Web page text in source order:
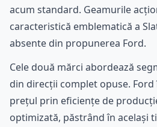
acum standard. Geamurile
caracteristică emblematică a
absente din propunerea Ford.
Cele două mărci abordează
din direcții complet opuse. Ford
prețul prin eficiențe de
optimizată, păstrând în același